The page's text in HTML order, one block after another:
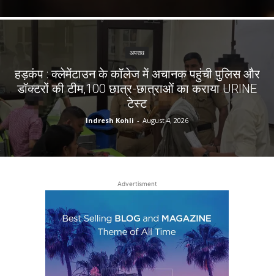
अपराध
हड़कंप : क्लेमेंटाउन के कॉलेज में अचानक पहुंची पुलिस और
डॉक्टरों की टीम,100 छात्र-छात्राओं का कराया URINE
टेस्ट
Indresh Kohli - August 4, 2026
Advertisment